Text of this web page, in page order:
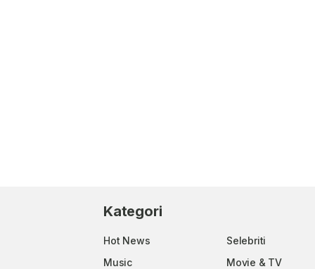
Kategori
Hot News
Selebriti
Music
Movie & TV